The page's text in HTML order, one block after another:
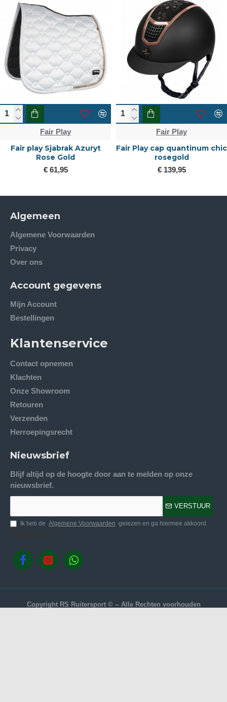
Fair Play
Fair Play ceramic sjabrak
Quartz
€ 53,00
Fair Play
fair play cap
carbon wide visor
€ 139,95
Algemeen
Algemene Voorwaarden
Privacy
Over ons
Account gegevens
Mijn Account
Bestellingen
Klantenservice
Contact opnemen
Klachten
Onze Showroom
Retouren
Verzenden
Herroepingsrecht
Nieuwsbrief
Blijf altijd op de hoogte door aan te melden op onze
nieuwsbrief.
VERSTUUR
Ik heb de Algemene Voorwaarden gelezen en ga hiermee akkoord
Copyright RS Ruitersport © -- Alle Rechten voorhouden